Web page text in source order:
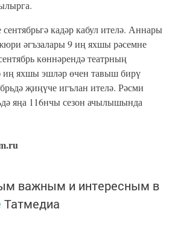
кадәр кабул ителә. Аннары
әгъзалары 9 иң яхшы рәсемне
көннәрендә театрның
иң яхшы эшләр өчен тавыш бирү
җиңүче игълан ителә. Рәсми
яңа 116нчы сезон ачылышында
важным и интересным в
Татмедиа